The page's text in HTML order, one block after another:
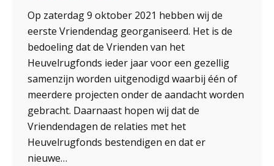
Op zaterdag 9 oktober 2021 hebben wij de
eerste Vriendendag georganiseerd. Het is de
bedoeling dat de Vrienden van het
Heuvelrugfonds ieder jaar voor een gezellig
samenzijn worden uitgenodigd waarbij één of
meerdere projecten onder de aandacht worden
gebracht. Daarnaast hopen wij dat de
Vriendendagen de relaties met het
Heuvelrugfonds bestendigen en dat er
nieuwe…